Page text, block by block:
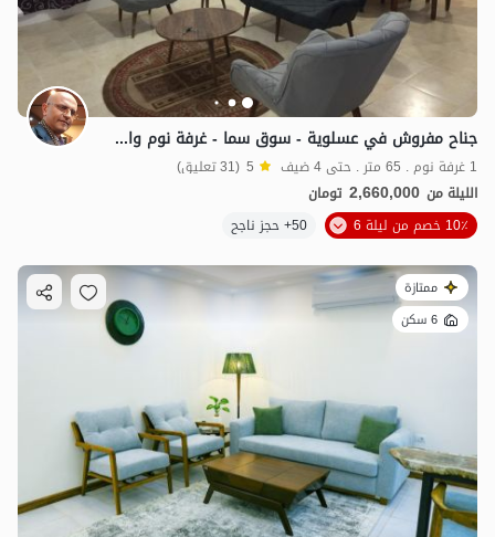
جناح مفروش في عسلوية - سوق سما - غرفة نوم واحدة
1 غرفة نوم . 65 متر . حتى 4 ضيف 5 (31 تعليق)
الليلة من 2,660,000 تومان
10٪ خصم من ليلة 6
50+ حجز ناجح
ممتازة
6 سكن